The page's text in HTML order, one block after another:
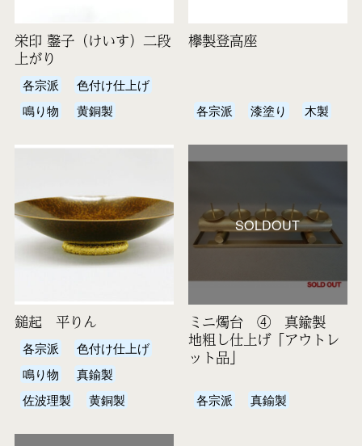
栄印 鏧子（けいす）二段
上がり
各宗派
色付け仕上げ
鳴り物
黄銅製
欅製登高座
各宗派 漆塗り 木製
鎚起 平りん
各宗派
色付け仕上げ
鳴り物
真鍮製
佐波理製
黄銅製
SOLDOUT
ミニ燭台 ④ 真鍮製
地粗し仕上げ「アウトレ
ット品」
各宗派 真鍮製